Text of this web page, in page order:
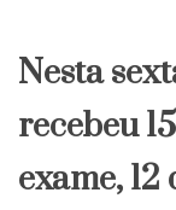
Nesta
recebeu
exame,